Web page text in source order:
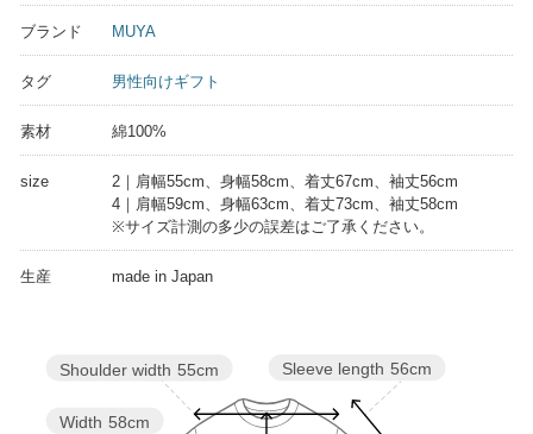
ブランド MUYA
タグ 男性向けギフト
素材 綿100%
size
2｜肩幅55cm、身幅58cm、着丈67cm、袖丈56cm
4｜肩幅59cm、身幅63cm、着丈73cm、袖丈58cm
※サイズ計測の多少の誤差はご了承ください。
生産 made in Japan
Sleeve length 56cm
Width 58cm
Shoulder width 55cm